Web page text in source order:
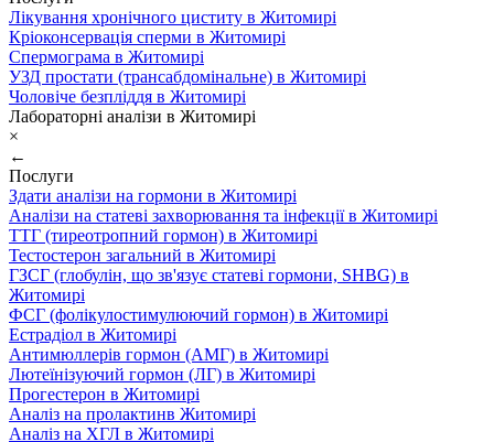
Лікування хронічного циститу в Житомирі
Кріоконсервація сперми в Житомирі
Спермограма в Житомирі
УЗД простати (трансабдомінальне) в Житомирі
Чоловіче безпліддя в Житомирі
Лабораторні аналізи в Житомирі
×
←
Послуги
Здати аналізи на гормони в Житомирі
Аналізи на статеві захворювання та інфекції в Житомирі
ТТГ (тиреотропний гормон) в Житомирі
Тестостерон загальний в Житомирі
ГЗСГ (глобулін, що зв'язує статеві гормони, SHBG) в
Житомирі
ФСГ (фолікулостимулюючий гормон) в Житомирі
Естрадіол в Житомирі
Антимюллерів гормон (АМГ) в Житомирі
Лютеїнізуючий гормон (ЛГ) в Житомирі
Прогестерон в Житомирі
Аналіз на пролактинв Житомирі
Аналіз на ХГЛ в Житомирі